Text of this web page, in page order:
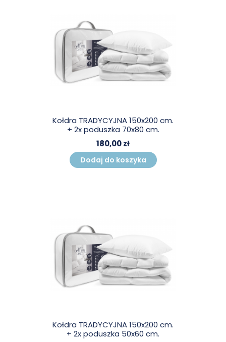
Kołdra TRADYCYJNA 150x200 cm.
+ 2x poduszka 70x80 cm.
180,00 zł
Dodaj do koszyka
Kołdra TRADYCYJNA 150x200 cm.
+ 2x poduszka 50x60 cm.